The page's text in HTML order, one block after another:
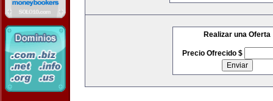
Realizar una Oferta
Precio Ofrecido $